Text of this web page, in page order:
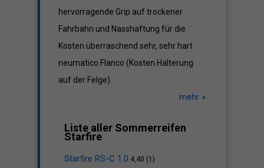
hervorragende Grip auf trockener
Fahrbahn und Nasshaftung für die
Kosten überraschend sehr, sehr hart
neumatico.Flanco (Kosten Halterung
auf der Felge).
mehr »
Liste aller Sommerreifen
Starfire
Starfire RS-C 1.0 4,40 (1)